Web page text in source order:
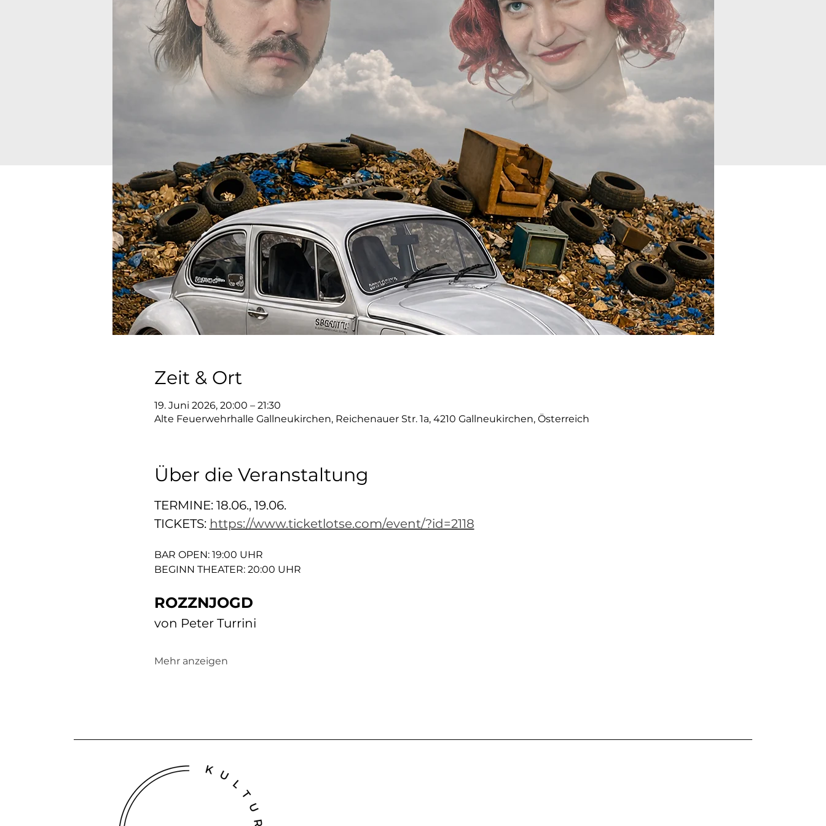
Zeit & Ort
19. Juni 2026, 20:00 – 21:30
Alte Feuerwehrhalle Gallneukirchen, Reichenauer Str. 1a, 4210 Gallneukirchen, Österreich
Über die Veranstaltung
TERMINE: 18.06., 19.06.
TICKETS: https://www.ticketlotse.com/event/?id=2118
BAR OPEN: 19:00 UHR
BEGINN THEATER: 20:00 UHR
ROZZNJOGD
von Peter Turrini
Mehr anzeigen